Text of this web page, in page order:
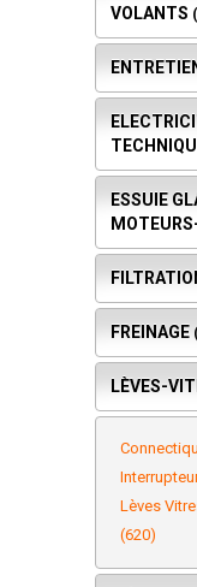
VOLANTS
ESSUIE
FREINAGE
LÈVES-
Lèves
(620)